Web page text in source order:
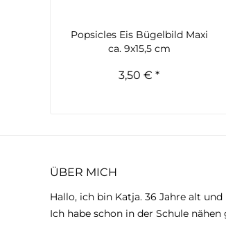
Popsicles Eis Bügelbild Maxi
ca. 9x15,5 cm
3,50 € *
ÜBER MICH
Hallo, ich bin Katja. 36 Jahre alt
Ich habe schon in der Schule